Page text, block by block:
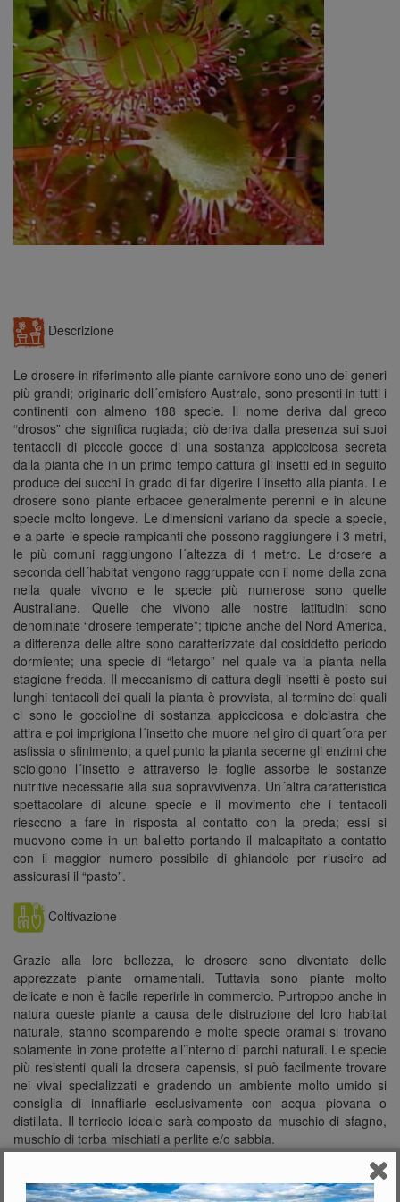
Descrizione
Le drosere in riferimento alle piante carnivore sono uno dei generi
più grandi; originarie dell´emisfero Australe, sono presenti in tutti i
continenti con almeno 188 specie. Il nome deriva dal greco
“drosos” che significa rugiada; ciò deriva dalla presenza sui suoi
tentacoli di piccole gocce di una sostanza appiccicosa secreta
dalla pianta che in un primo tempo cattura gli insetti ed in seguito
produce dei succhi in grado di far digerire l´insetto alla pianta. Le
drosere sono piante erbacee generalmente perenni e in alcune
specie molto longeve. Le dimensioni variano da specie a specie,
e a parte le specie rampicanti che possono raggiungere i 3 metri,
le più comuni raggiungono l´altezza di 1 metro. Le drosere a
seconda dell´habitat vengono raggruppate con il nome della zona
nella quale vivono e le specie più numerose sono quelle
Australiane. Quelle che vivono alle nostre latitudini sono
denominate “drosere temperate”; tipiche anche del Nord America,
a differenza delle altre sono caratterizzate dal cosiddetto periodo
dormiente; una specie di “letargo” nel quale va la pianta nella
stagione fredda. Il meccanismo di cattura degli insetti è posto sui
lunghi tentacoli dei quali la pianta è provvista, al termine dei quali
ci sono le goccioline di sostanza appiccicosa e dolciastra che
attira e poi imprigiona l´insetto che muore nel giro di quart´ora per
asfissia o sfinimento; a quel punto la pianta secerne gli enzimi che
sciolgono l´insetto e attraverso le foglie assorbe le sostanze
nutritive necessarie alla sua sopravvivenza. Un´altra caratteristica
spettacolare di alcune specie e il movimento che i tentacoli
riescono a fare in risposta al contatto con la preda; essi si
muovono come in un balletto portando il malcapitato a contatto
con il maggior numero possibile di ghiandole per riuscire ad
assicurasi il “pasto”.
Coltivazione
Grazie alla loro bellezza, le drosere sono diventate delle
apprezzate piante ornamentali. Tuttavia sono piante molto
delicate e non è facile reperirle in commercio. Purtroppo anche in
natura queste piante a causa delle distruzione del loro habitat
naturale, stanno scomparendo e molte specie oramai si trovano
solamente in zone protette all’interno di parchi naturali. Le specie
più resistenti quali la drosera capensis, si può facilmente trovare
nei vivai specializzati e gradendo un ambiente molto umido si
consiglia di innaffiarle esclusivamente con acqua piovana o
distillata. Il terriccio ideale sarà composto da muschio di sfagno,
muschio di torba mischiati a perlite e/o sabbia.